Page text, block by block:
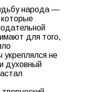
народа —
которые
для того,
не
духовный